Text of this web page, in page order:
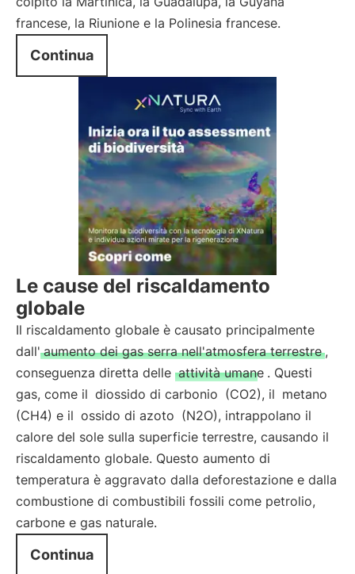
francese, la Riunione e la Polinesia francese.
Continua
Le cause del riscaldamento
globale
Il riscaldamento globale è causato principalmente
dall' aumento dei gas serra nell'atmosfera terrestre ,
conseguenza diretta delle attività umane . Questi
gas, come il diossido di carbonio (CO2), il metano
(CH4) e il ossido di azoto (N2O), intrappolano il
calore del sole sulla superficie terrestre, causando il
riscaldamento globale. Questo aumento di
temperatura è aggravato dalla deforestazione e dalla
combustione di combustibili fossili come petrolio,
carbone e gas naturale.
Continua